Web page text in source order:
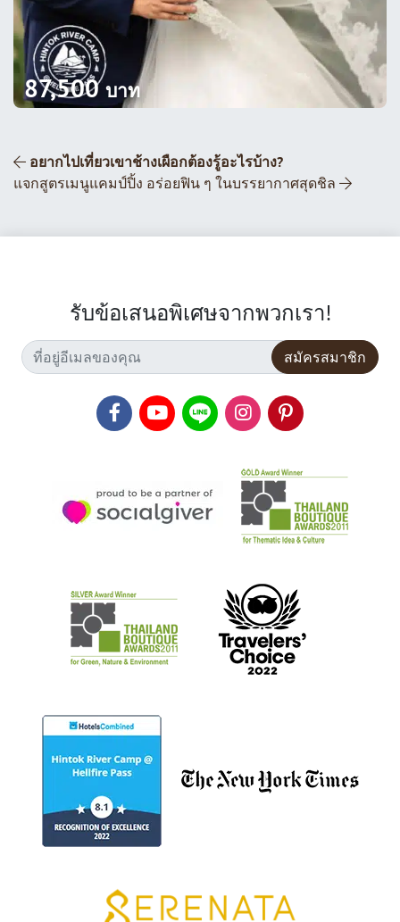
87,500บาท
ส่วนนำทางโพสต์
อยากไปเที่ยวเขาช้างเผือกต้องรู้อะไรบ้าง?
แจกสูตรเมนูแคมป์ปิ้ง อร่อยฟิน ๆ ในบรรยากาศสุดชิล
รับข้อเสนอพิเศษจากพวกเรา!
สมัครสมาชิก